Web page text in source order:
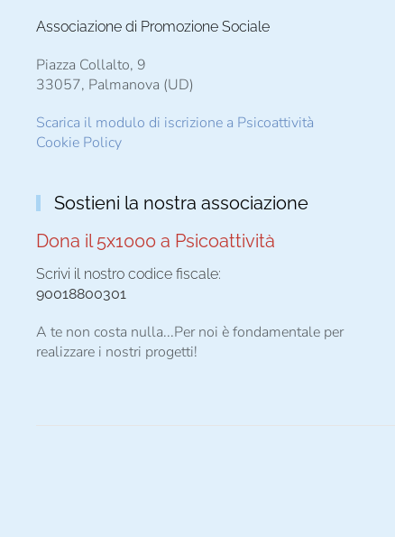
Associazione di Promozione Sociale
Piazza Collalto, 9
33057, Palmanova (UD)
Scarica il modulo di iscrizione a Psicoattività
Cookie Policy
Sostieni la nostra associazione
Dona il 5x1000 a Psicoattività
Scrivi il nostro codice fiscale:
90018800301
A te non costa nulla...Per noi è fondamentale per
realizzare i nostri progetti!